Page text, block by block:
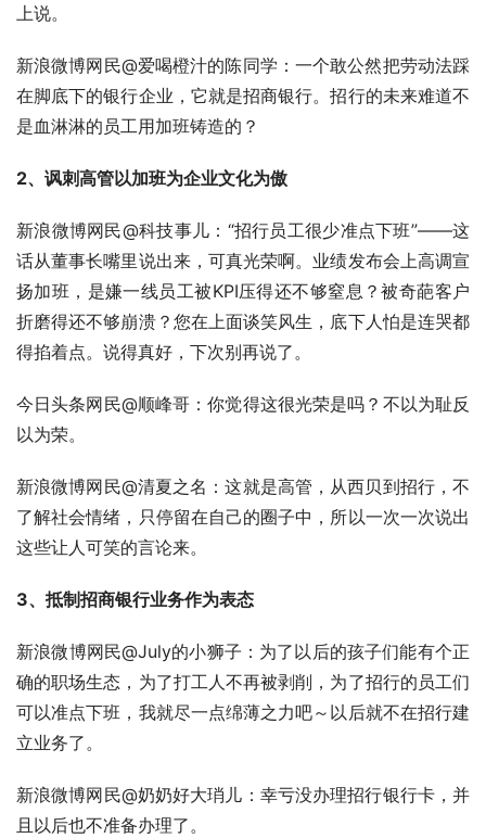
上说。
新浪微博网民@爱喝橙汁的陈同学：一个敢公然把劳动法踩
在脚底下的银行企业，它就是招商银行。招行的未来难道不
是血淋淋的员工用加班铸造的？
2、讽刺高管以加班为企业文化为傲
新浪微博网民@科技事儿：“招行员工很少准点下班”——这
话从董事长嘴里说出来，可真光荣啊。业绩发布会上高调宣
扬加班，是嫌一线员工被KPI压得还不够窒息？被奇葩客户
折磨得还不够崩溃？您在上面谈笑风生，底下人怕是连哭都
得掐着点。说得真好，下次别再说了。
今日头条网民@顺峰哥：你觉得这很光荣是吗？不以为耻反
以为荣。
新浪微博网民@清夏之名：这就是高管，从西贝到招行，不
了解社会情绪，只停留在自己的圈子中，所以一次一次说出
这些让人可笑的言论来。
3、抵制招商银行业务作为表态
新浪微博网民@July的小狮子：为了以后的孩子们能有个正
确的职场生态，为了打工人不再被剥削，为了招行的员工们
可以准点下班，我就尽一点绵薄之力吧～以后就不在招行建
立业务了。
新浪微博网民@奶奶好大琑儿：幸亏没办理招行银行卡，并
且以后也不准备办理了。